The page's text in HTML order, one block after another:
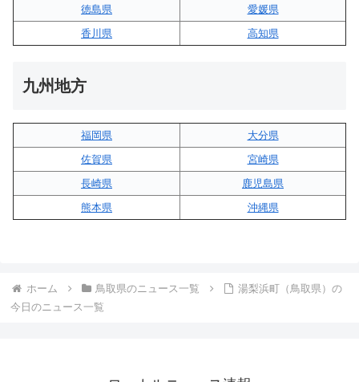
徳島県
愛媛県
香川県
高知県
九州地方
福岡県
大分県
佐賀県
宮崎県
長崎県
鹿児島県
熊本県
沖縄県
ホーム 鳥取県のニュース一覧
湯梨浜町（鳥取県）の
今日のニュース一覧